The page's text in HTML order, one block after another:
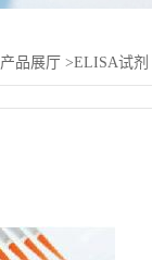
产品展厅 >ELISA试剂